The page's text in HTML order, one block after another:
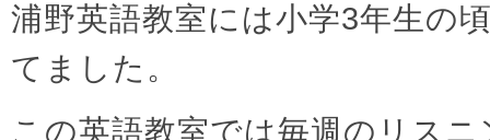
浦野英語教室には小学3年生の
てました。
この英語教室では毎週のリス